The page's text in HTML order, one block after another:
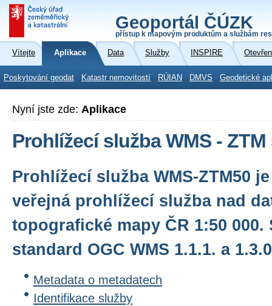
Geoportál ČÚZK
přístup k mapovým produktům a službám
Vítejte Aplikace Data Služby INSPIRE
Poskytování geodat Katastr nemovitostí RÚIAN DMVS Geodetické
Nyní jste zde: Aplikace
Prohlížecí služba WMS - ZTM
Prohlížecí služba WMS-ZTM50
veřejná prohlížecí služba nad
topografické mapy ČR 1:50
standard OGC WMS 1.1.1. a
Metadata o metadatech
Identifikace služby